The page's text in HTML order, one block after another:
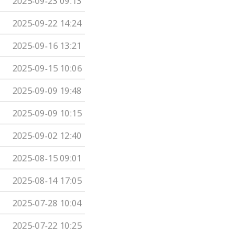
2025-09-22 14:24
2025-09-16 13:21
2025-09-15 10:06
2025-09-09 19:48
2025-09-09 10:15
2025-09-02 12:40
2025-08-15 09:01
2025-08-14 17:05
2025-07-28 10:04
2025-07-22 10:25